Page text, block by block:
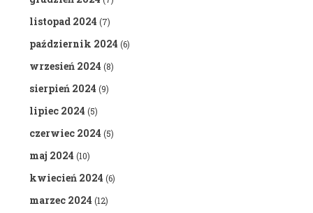
listopad 2024 (7)
październik 2024 (6)
wrzesień 2024 (8)
sierpień 2024 (9)
lipiec 2024 (5)
czerwiec 2024 (5)
maj 2024 (10)
kwiecień 2024 (6)
marzec 2024 (12)